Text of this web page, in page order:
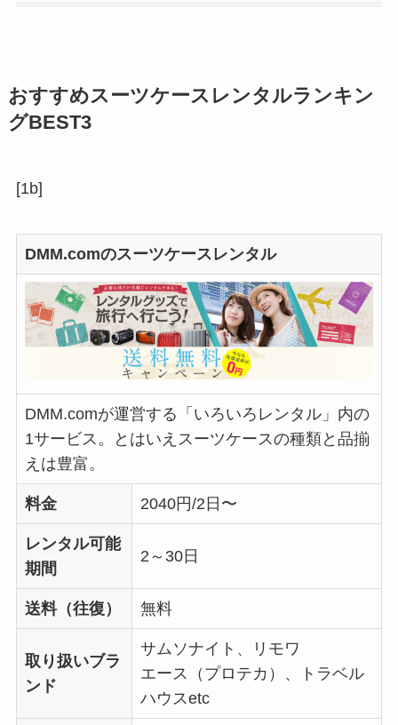
おすすめスーツケースレンタルランキン
グBEST3
[1b]
DMM.comのスーツケースレンタル
DMM.comが運営する「いろいろレンタル」内の
1サービス。とはいえスーツケースの種類と品揃
えは豊富。
料金 2040円/2日〜
レンタル可能
期間
2～30日
送料（往復） 無料
取り扱いブラ
ンド
サムソナイト、リモワ
エース（プロテカ）、トラベル
ハウスetc